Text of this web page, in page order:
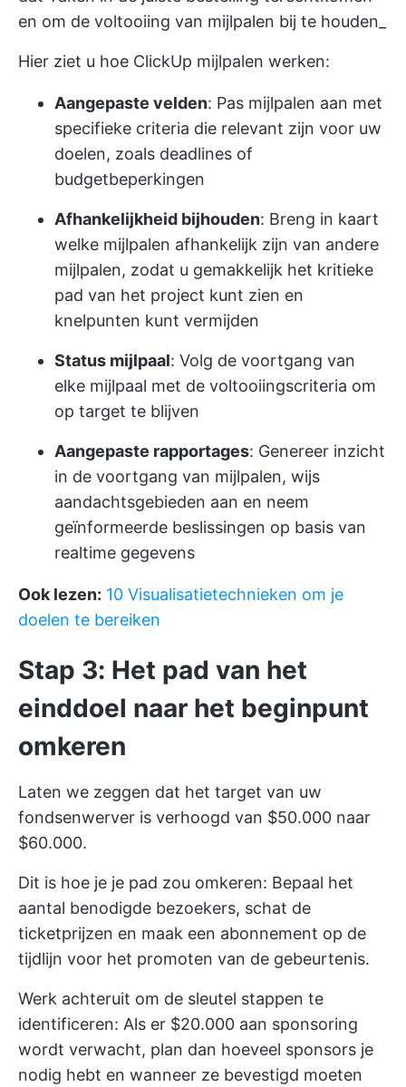
en om de voltooiing van mijlpalen bij te houden_
Hier ziet u hoe ClickUp mijlpalen werken:
Aangepaste velden: Pas mijlpalen aan met
specifieke criteria die relevant zijn voor uw
doelen, zoals deadlines of
budgetbeperkingen
Afhankelijkheid bijhouden: Breng in kaart
welke mijlpalen afhankelijk zijn van andere
mijlpalen, zodat u gemakkelijk het kritieke
pad van het project kunt zien en
knelpunten kunt vermijden
Status mijlpaal: Volg de voortgang van
elke mijlpaal met de voltooiingscriteria om
op target te blijven
Aangepaste rapportages: Genereer inzicht
in de voortgang van mijlpalen, wijs
aandachtsgebieden aan en neem
geïnformeerde beslissingen op basis van
realtime gegevens
Ook lezen: 10 Visualisatietechnieken om je
doelen te bereiken
Stap 3: Het pad van het
einddoel naar het beginpunt
omkeren
Laten we zeggen dat het target van uw
fondsenwerver is verhoogd van $50.000 naar
$60.000.
Dit is hoe je je pad zou omkeren: Bepaal het
aantal benodigde bezoekers, schat de
ticketprijzen en maak een abonnement op de
tijdlijn voor het promoten van de gebeurtenis.
Werk achteruit om de sleutel stappen te
identificeren: Als er $20.000 aan sponsoring
wordt verwacht, plan dan hoeveel sponsors je
nodig hebt en wanneer ze bevestigd moeten